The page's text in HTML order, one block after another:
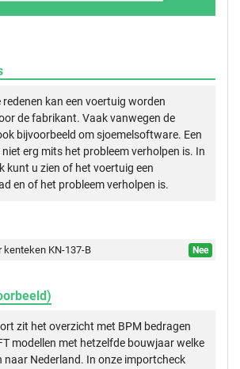
redenen kan een voertuig worden
de fabrikant. Vaak vanwegen de
bijvoorbeeld om sjoemelsoftware. Een
erg mits het probleem verholpen is. In
kunt u zien of het voertuig een
en of het probleem verholpen is.
kenteken KN-137-B
Nee
zit het overzicht met BPM bedragen
modellen met hetzelfde bouwjaar welke
naar Nederland. In onze importcheck